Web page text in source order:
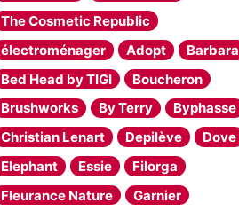
The Cosmetic Republic
électroménager
Adopt
Barbara
Bed Head by TIGI
Boucheron
Brushworks
By Terry
Byphasse
Christian Lenart
Depilève
Dove
Elephant
Essie
Filorga
Fleurance Nature
Garnier